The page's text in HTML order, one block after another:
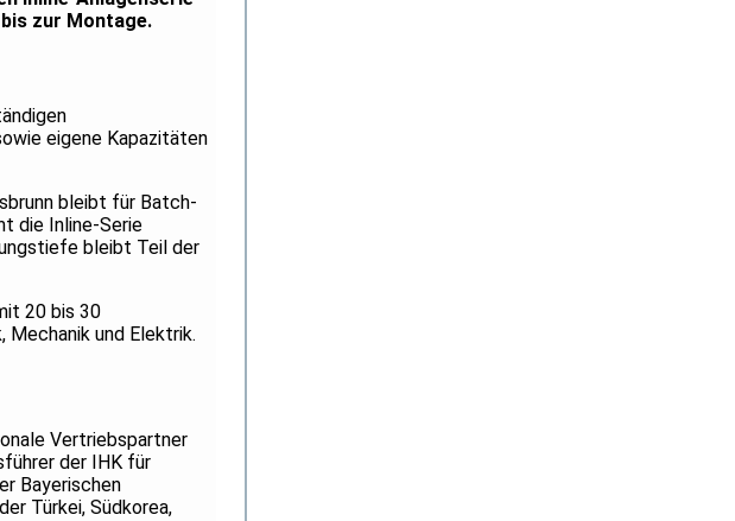
zur Montage.
eigene Kapazitäten
bleibt für Batch-
die Inline-Serie
bleibt Teil der
20 bis 30
und Elektrik.
Vertriebspartner
der IHK für
Bayerischen
Türkei, Südkorea,